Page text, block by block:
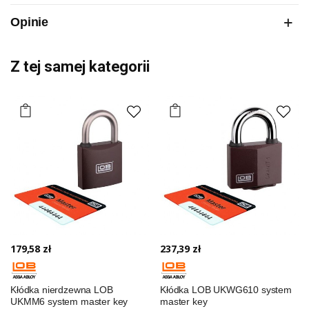
Opinie
Z tej samej kategorii
179,58 zł
Kłódka nierdzewna LOB
UKMM6 system master key
237,39 zł
Kłódka LOB UKWG610 system
master key